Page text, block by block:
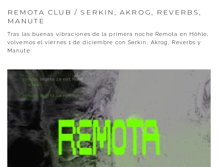
REMOTA CLUB / SERKIN, AKROG, REVERBS,
MANUTE
Tras las buenas vibraciones de la primera noche Remota en Höhle,
volvemos el viernes 1 de diciembre con Serkin, Akrog, Reverbs y
Manute